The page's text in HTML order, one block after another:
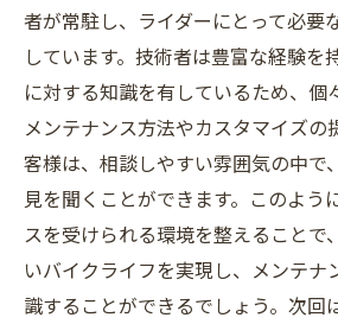
者が常駐し、ライダーにとって必要
しています。技術者は豊富な経験を
に対する知識を有しているため、個
メンテナンス方法やカスタマイズの
客様は、相談しやすい雰囲気の中で
見を聞くことができます。このよう
スを受けられる環境を整えることで
いバイクライフを実現し、メンテナ
識することができるでしょう。次回